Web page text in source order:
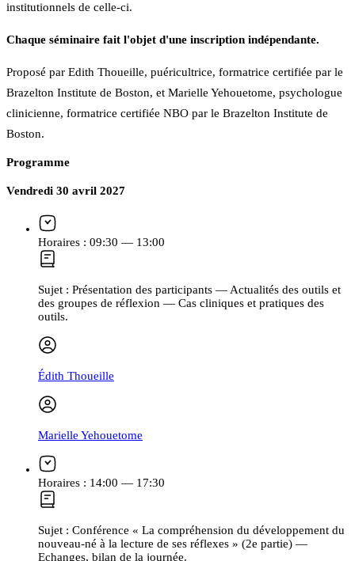
institutionnels de celle-ci.
Chaque séminaire fait l'objet d'une inscription indépendante.
Proposé par Edith Thoueille, puéricultrice, formatrice certifiée par le
Brazelton Institute de Boston, et Marielle Yehouetome, psychologue
clinicienne, formatrice certifiée NBO par le Brazelton Institute de
Boston.
Programme
Vendredi 30 avril 2027
Horaires : 09:30 — 13:00
Sujet : Présentation des participants — Actualités des outils et
des groupes de réflexion — Cas cliniques et pratiques des
outils.
Édith Thoueille
Marielle Yehouetome
Horaires : 14:00 — 17:30
Sujet : Conférence « La compréhension du développement du
nouveau-né à la lecture de ses réflexes » (2e partie) —
Echanges, bilan de la journée.